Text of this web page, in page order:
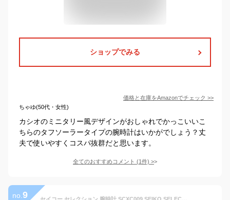
ショップでみる
価格と在庫をAmazonでチェック >>
ちゃゆ(50代・女性)
カシオのミニタリー風デザインがおしゃれでかっこいいこ
ちらのタフソーラータイプの腕時計はいかがでしょう？丈
夫で使いやすくコスパ抜群だと思います。
全てのおすすめコメント (1件) >
no. 9